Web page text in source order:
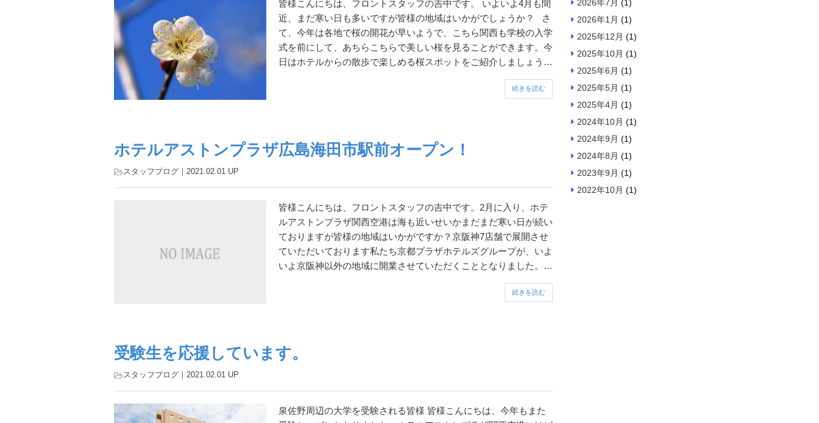
皆様こんにちは、フロントスタッフの吉中です。 いよいよ4月も間
近、まだ寒い日も多いですが皆様の地域はいかがでしょうか？ さ
て、今年は各地で桜の開花が早いようで、こちら関西も学校の入学
式を前にして、あちらこちらで美しい桜を見ることができます。今
日はホテルからの散歩で楽しめる桜スポットをご紹介しましょう。
続きを読む
ホテルアストンプラザ広島海田市駅前オープン！
スタッフブログ ｜2021.02.01 UP
皆様こんにちは、フロントスタッフの吉中です。2月に入り、ホテ
ルアストンプラザ関西空港は海も近いせいかまだまだ寒い日が続い
ておりますが皆様の地域はいかがですか？京阪神7店舗で展開させ
ていただいております私たち京都プラザホテルズグループが、いよ
いよ京阪神以外の地域に開業させていただくこととなりました。そ
続きを読む
受験生を応援しています。
スタッフブログ ｜2021.02.01 UP
泉佐野周辺の大学を受験される皆様 皆様こんにちは、今年もまた
2026年7月 (1)
2026年1月 (1)
2025年12月 (1)
2025年10月 (1)
2025年6月 (1)
2025年5月 (1)
2025年4月 (1)
2024年10月 (1)
2024年9月 (1)
2024年8月 (1)
2023年9月 (1)
2022年10月 (1)